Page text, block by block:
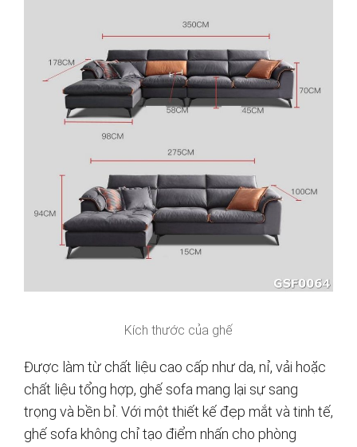
Kích thước của ghế
Được làm từ chất liệu cao cấp như da, nỉ, vải hoặc
chất liệu tổng hợp, ghế sofa mang lại sự sang
trọng và bền bỉ. Với một thiết kế đẹp mắt và tinh tế,
ghế sofa không chỉ tạo điểm nhấn cho phòng